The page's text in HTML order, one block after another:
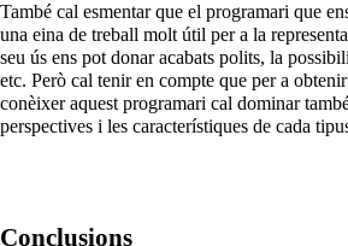
També cal esmentar que el programari que
una eina de treball molt útil per a la
seu ús ens pot donar acabats polits, la
etc. Però cal tenir en compte que per a
conèixer aquest programari cal dominar
perspectives i les característiques de cada
Conclusions